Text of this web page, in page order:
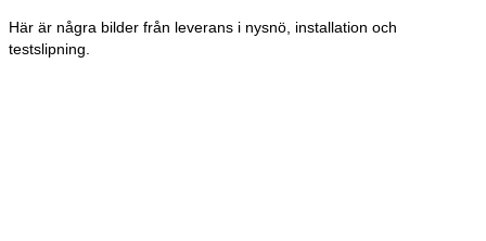
Här är några bilder från leverans i nysnö, installation och
testslipning.